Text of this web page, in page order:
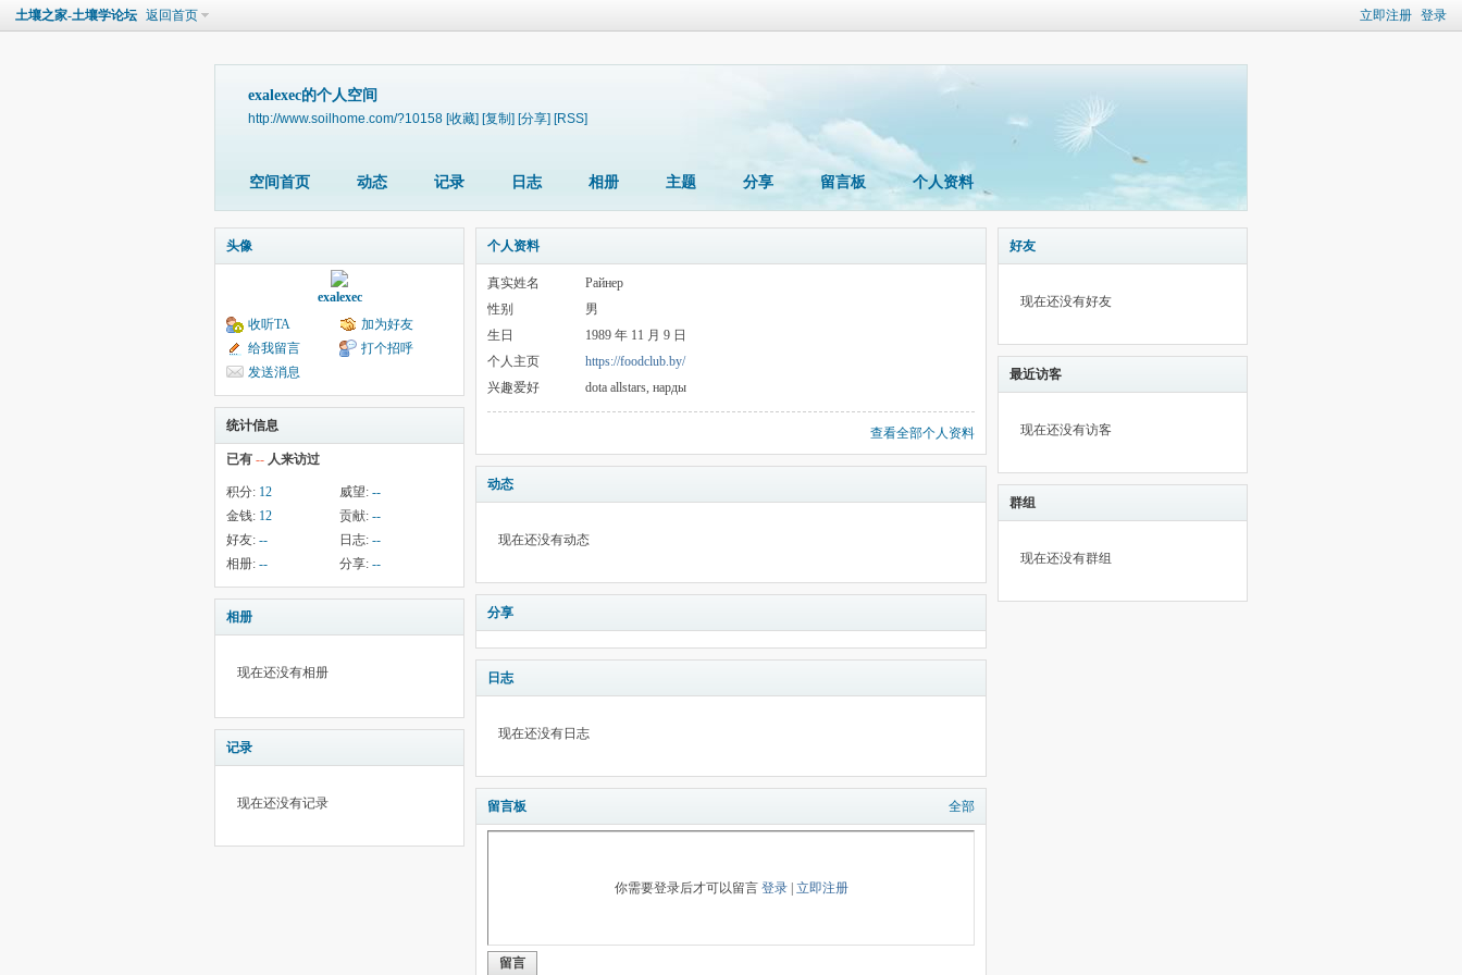
立即注册 登录
土壤之家-土壤学论坛 返回首页
exalexec的个人空间
http://www.soilhome.com/?10158 [收藏] [复制] [分享] [RSS]
空间首页 动态 记录 日志 相册 主题 分享 留言板 个人资料
头像
exalexec
收听TA
加为好友
给我留言
打个招呼
发送消息
统计信息
已有 -- 人来访过
积分: 12 威望: --
金钱: 12 贡献: --
好友: -- 日志: --
相册: -- 分享: --
相册
现在还没有相册
记录
现在还没有记录
个人资料
真实姓名
Райнер
性别
男
生日
1989 年 11 月 9 日
个人主页
https://foodclub.by/
兴趣爱好
dota allstars, нарды
查看全部个人资料
动态
现在还没有动态
分享
日志
现在还没有日志
留言板 全部
你需要登录后才可以留言 登录| 立即注册
留言
好友
现在还没有好友
最近访客
现在还没有访客
群组
现在还没有群组